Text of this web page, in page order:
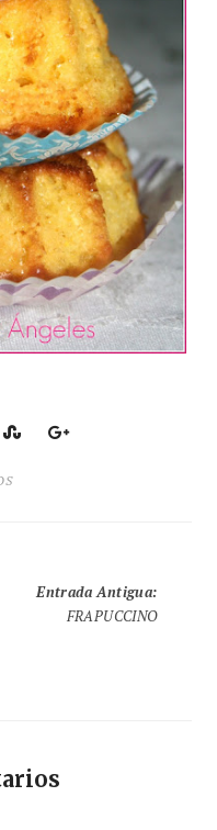
Entrada Antigua:
FRAPUCCINO